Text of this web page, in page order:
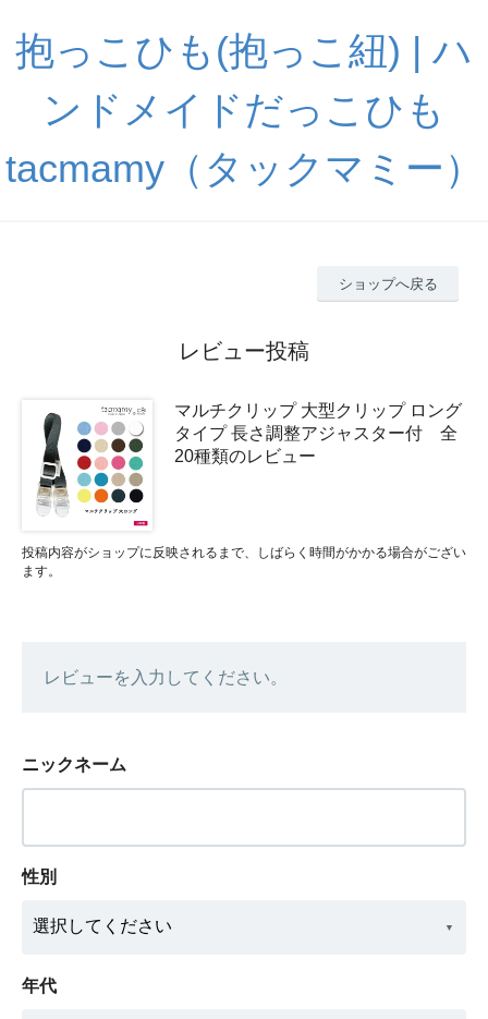
抱っこひも(抱っこ紐) | ハ
ンドメイドだっこひも
tacmamy（タックマミー）
ショップへ戻る
レビュー投稿
マルチクリップ 大型クリップ ロング
タイプ 長さ調整アジャスター付 全
20種類のレビュー
投稿内容がショップに反映されるまで、しばらく時間がかかる場合がござい
ます。
レビューを入力してください。
ニックネーム
性別
年代